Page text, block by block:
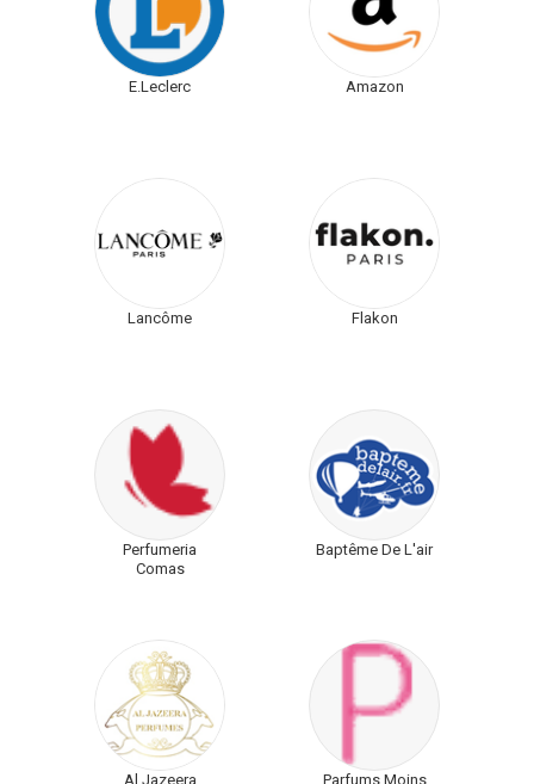
E.Leclerc Amazon
Lancôme Flakon
Perfumeria
Comas
Baptême De L'air
Al Jazeera
Parfums Moins